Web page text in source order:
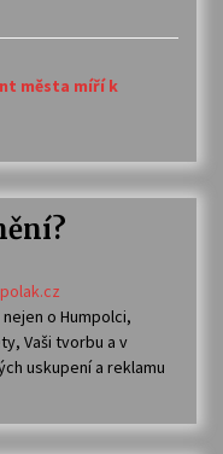
města míří k
o Humpolci,
Vaši tvorbu a v
uskupení a reklamu